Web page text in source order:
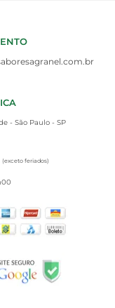
- São Paulo - SP
(exceto feriados)